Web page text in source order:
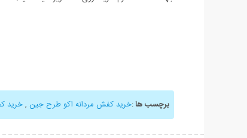
برچسب ها:خرید کفش مردانه اکو طرح جین ,خرید